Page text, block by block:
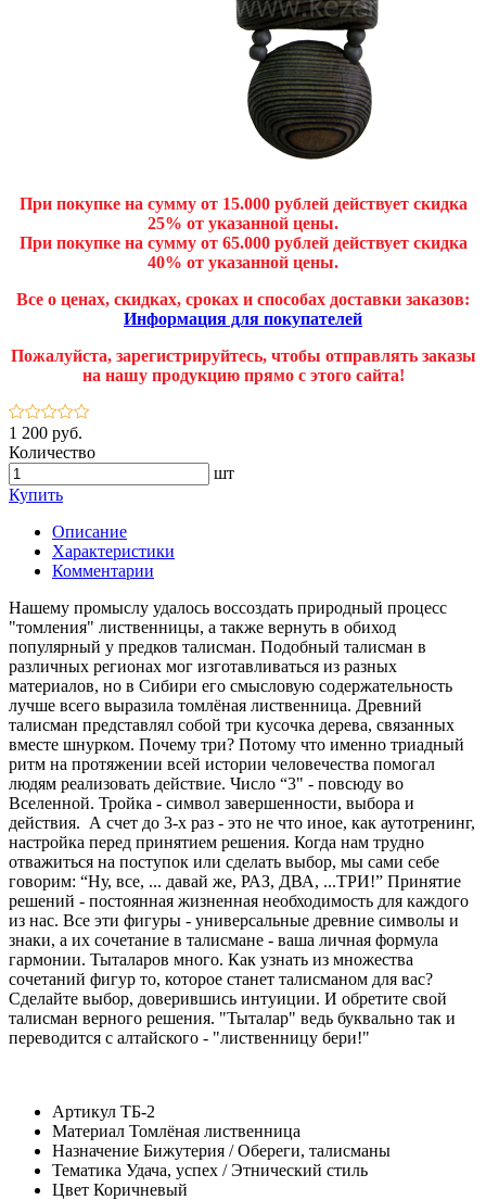
При покупке на сумму от 15.000 рублей действует скидка
25% от указанной цены.
При покупке на сумму от 65.000 рублей действует скидка
40% от указанной цены.
Все о ценах, скидках, сроках и способах доставки заказов:
Информация для покупателей
Пожалуйста, зарегистрируйтесь, чтобы отправлять заказы
на нашу продукцию прямо с этого сайта!
1 200 руб.
Количество
шт
Купить
Описание
Характеристики
Комментарии
Нашему промыслу удалось воссоздать природный процесс
"томления" лиственницы, а также вернуть в обиход
популярный у предков талисман. Подобный талисман в
различных регионах мог изготавливаться из разных
материалов, но в Сибири его смысловую содержательность
лучше всего выразила томлёная лиственница. Древний
талисман представлял собой три кусочка дерева, связанных
вместе шнурком. Почему три? Потому что именно триадный
ритм на протяжении всей истории человечества помогал
людям реализовать действие. Число “3" - повсюду во
Вселенной. Тройка - символ завершенности, выбора и
действия. А счет до 3-х раз - это не что иное, как аутотренинг,
настройка перед принятием решения. Когда нам трудно
отважиться на поступок или сделать выбор, мы сами себе
говорим: “Ну, все, ... давай же, РАЗ, ДВА, ...ТРИ!” Принятие
решений - постоянная жизненная необходимость для каждого
из нас. Все эти фигуры - универсальные древние символы и
знаки, а их сочетание в талисмане - ваша личная формула
гармонии. Тыталаров много. Как узнать из множества
сочетаний фигур то, которое станет талисманом для вас?
Сделайте выбор, доверившись интуиции. И обретите свой
талисман верного решения. "Тыталар" ведь буквально так и
переводится с алтайского - "лиственницу бери!"
Артикул ТБ-2
Материал Томлёная лиственница
Назначение Бижутерия / Обереги, талисманы
Тематика Удача, успех / Этнический стиль
Цвет Коричневый